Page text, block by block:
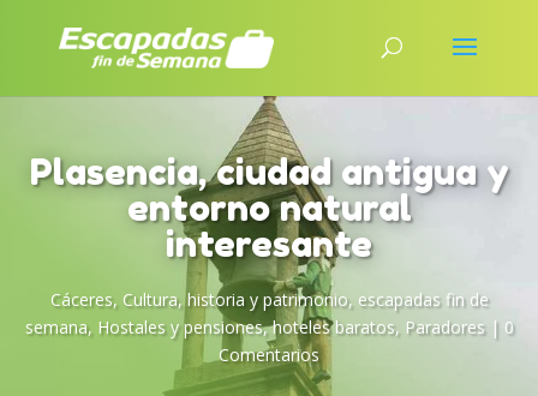
Plasencia, ciudad antigua y
entorno natural
interesante
Cáceres, Cultura, historia y patrimonio, escapadas fin de
semana, Hostales y pensiones,hoteles baratos, Paradores| 0
Comentarios